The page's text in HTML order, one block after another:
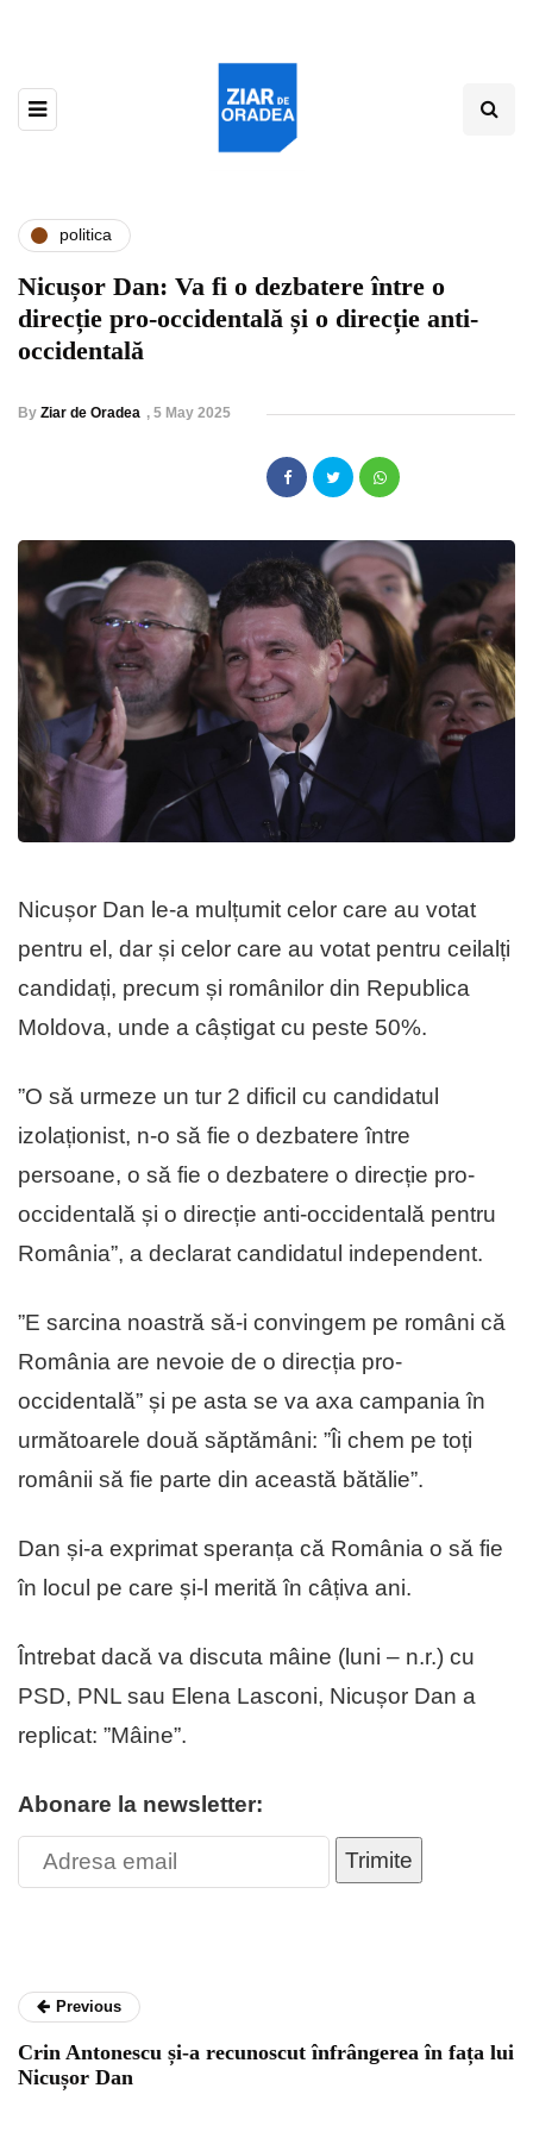
politica
Nicușor Dan: Va fi o dezbatere între o
direcție pro-occidentală și o direcție anti-
occidentală
By Ziar de Oradea , 5 May 2025
Nicușor Dan le-a mulțumit celor care au votat
pentru el, dar și celor care au votat pentru ceilalți
candidați, precum și românilor din Republica
Moldova, unde a câștigat cu peste 50%.
”O să urmeze un tur 2 dificil cu candidatul
izolaționist, n-o să fie o dezbatere între
persoane, o să fie o dezbatere o direcție pro-
occidentală și o direcție anti-occidentală pentru
România”, a declarat candidatul independent.
”E sarcina noastră să-i convingem pe români că
România are nevoie de o direcția pro-
occidentală” și pe asta se va axa campania în
următoarele două săptămâni: ”Îi chem pe toți
românii să fie parte din această bătălie”.
Dan și-a exprimat speranța că România o să fie
în locul pe care și-l merită în câțiva ani.
Întrebat dacă va discuta mâine (luni – n.r.) cu
PSD, PNL sau Elena Lasconi, Nicușor Dan a
replicat: ”Mâine”.
Abonare la newsletter:
Trimite
Previous
Crin Antonescu și-a recunoscut înfrângerea în fața lui
Nicușor Dan